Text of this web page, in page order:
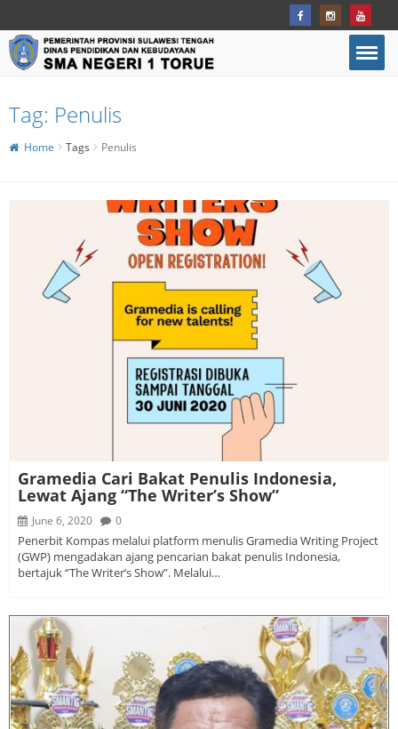
Tag: Penulis
Home Tags Penulis
Gramedia Cari Bakat Penulis Indonesia,
Lewat Ajang “The Writer’s Show”
June 6, 2020 0
Penerbit Kompas melalui platform menulis Gramedia Writing Project
(GWP) mengadakan ajang pencarian bakat penulis Indonesia,
bertajuk “The Writer’s Show”. Melalui…